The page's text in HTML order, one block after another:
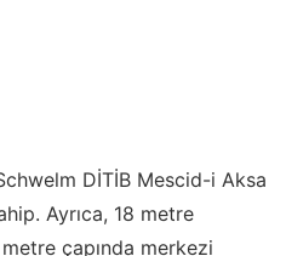
DİTİB Mescid-i Aksa
Ayrıca, 18 metre
çapında merkezi